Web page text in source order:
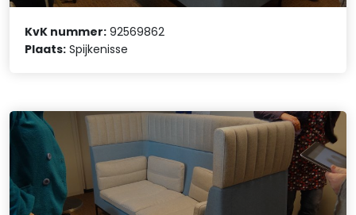
KvK nummer: 92569862
Plaats: Spijkenisse